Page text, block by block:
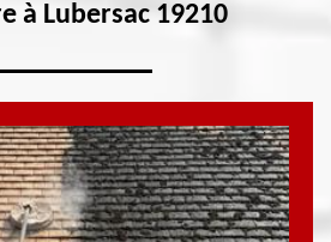
à Lubersac 19210